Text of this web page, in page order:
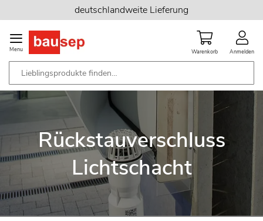
Inhalt
springen
deutschlandweite Lieferung
Menu Warenkorb Anmelden
Rückstauverschluss
Lichtschacht